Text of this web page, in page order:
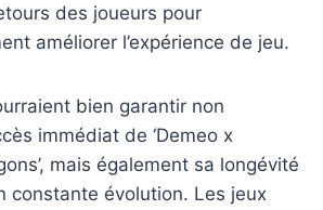
des joueurs pour
améliorer l’expérience de jeu.
bien garantir non
immédiat de ‘Demeo x
mais également sa longévité
constante évolution. Les jeux